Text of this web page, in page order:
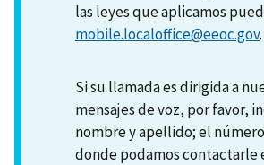
las leyes que aplicamos
mobile.localoffice@eeoc.gov.
Si su llamada es dirigida a
mensajes de voz, por favor,
nombre y apellido; el
donde podamos contactarle